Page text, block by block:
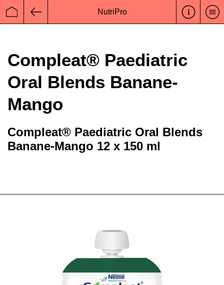
Startseite
NutriPro
Compleat® Paediatric
Oral Blends Banane-
Mango
Compleat® Paediatric Oral Blends
Banane-Mango 12 x 150 ml